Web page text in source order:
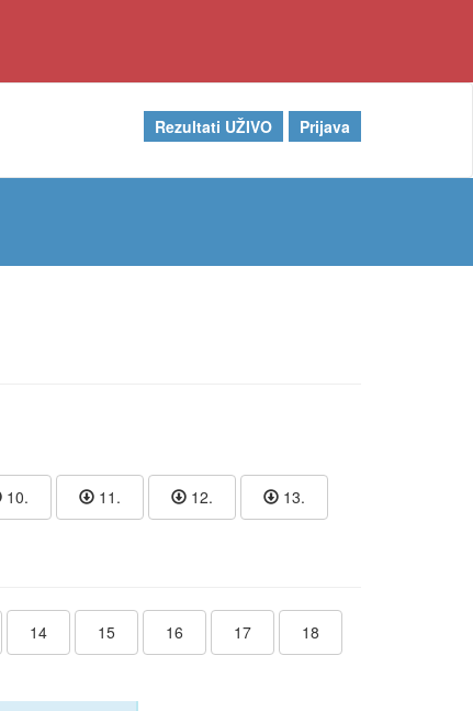
Rezultati UŽIVO Prijava
10. 11. 12. 13.
14 15 16 17 18